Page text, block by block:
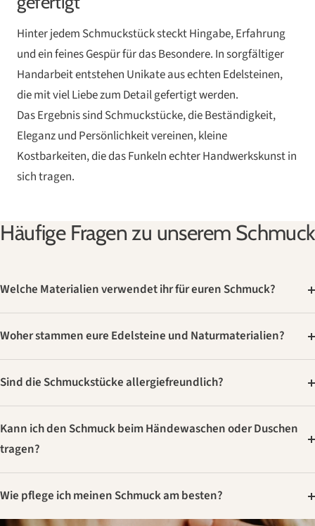
Hinter jedem Schmuckstück steckt Hingabe, Erfahrung
und ein feines Gespür für das Besondere. In sorgfältiger
Handarbeit entstehen Unikate aus echten Edelsteinen,
die mit viel Liebe zum Detail gefertigt werden.
Das Ergebnis sind Schmuckstücke, die Beständigkeit,
Eleganz und Persönlichkeit vereinen, kleine
Kostbarkeiten, die das Funkeln echter Handwerkskunst in
sich tragen.
Häufige Fragen zu unserem Schmuck
Welche Materialien verwendet ihr für euren Schmuck?
Woher stammen eure Edelsteine und Naturmaterialien?
Sind die Schmuckstücke allergiefreundlich?
Kann ich den Schmuck beim Händewaschen oder Duschen
tragen?
Wie pflege ich meinen Schmuck am besten?